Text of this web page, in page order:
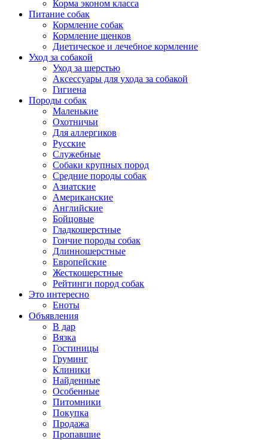
Корма эконом класса
Питание собак
Кормление собак
Кормление щенков
Диетическое и лечебное кормление
Уход за собакой
Уход за шерстью
Аксессуары для ухода за собакой
Гигиена
Породы собак
Маленькие
Охотничьи
Для аллергиков
Русские
Служебные
Собаки крупных пород
Средние породы собак
Азиатские
Американские
Английские
Бойцовые
Гладкошерстные
Гончие породы собак
Длинношерстные
Европейские
Жесткошерстные
Рейтинги пород собак
Это интересно
Еноты
Объявления
В дар
Вязка
Гостиницы
Груминг
Клиники
Найденные
Особенные
Питомники
Покупка
Продажа
Пропавшие